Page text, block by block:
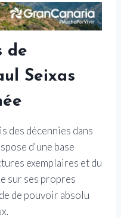
de
Seixas
des décennies dans
d'une base
exemplaires et du
sur ses propres
de pouvoir absolu